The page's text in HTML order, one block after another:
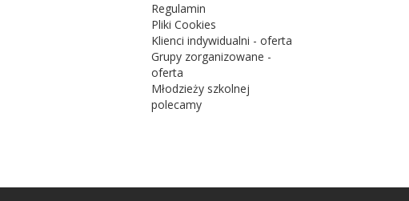
Regulamin
Pliki Cookies
Klienci indywidualni - oferta
Grupy zorganizowane -
oferta
Młodzieży szkolnej
polecamy